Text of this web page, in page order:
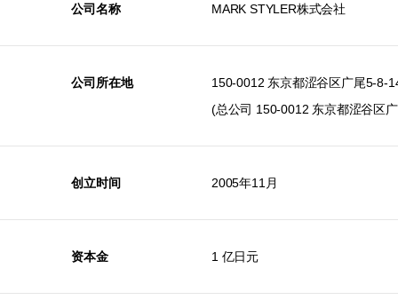
品牌殿堂
公司名称 MARK STYLER株式会社
公司所在地
150-0012 东京都涩谷区广尾5-
(总公司 150-0012 东京都涩谷区
创立时间 2005年11月
资本金 1 亿日元